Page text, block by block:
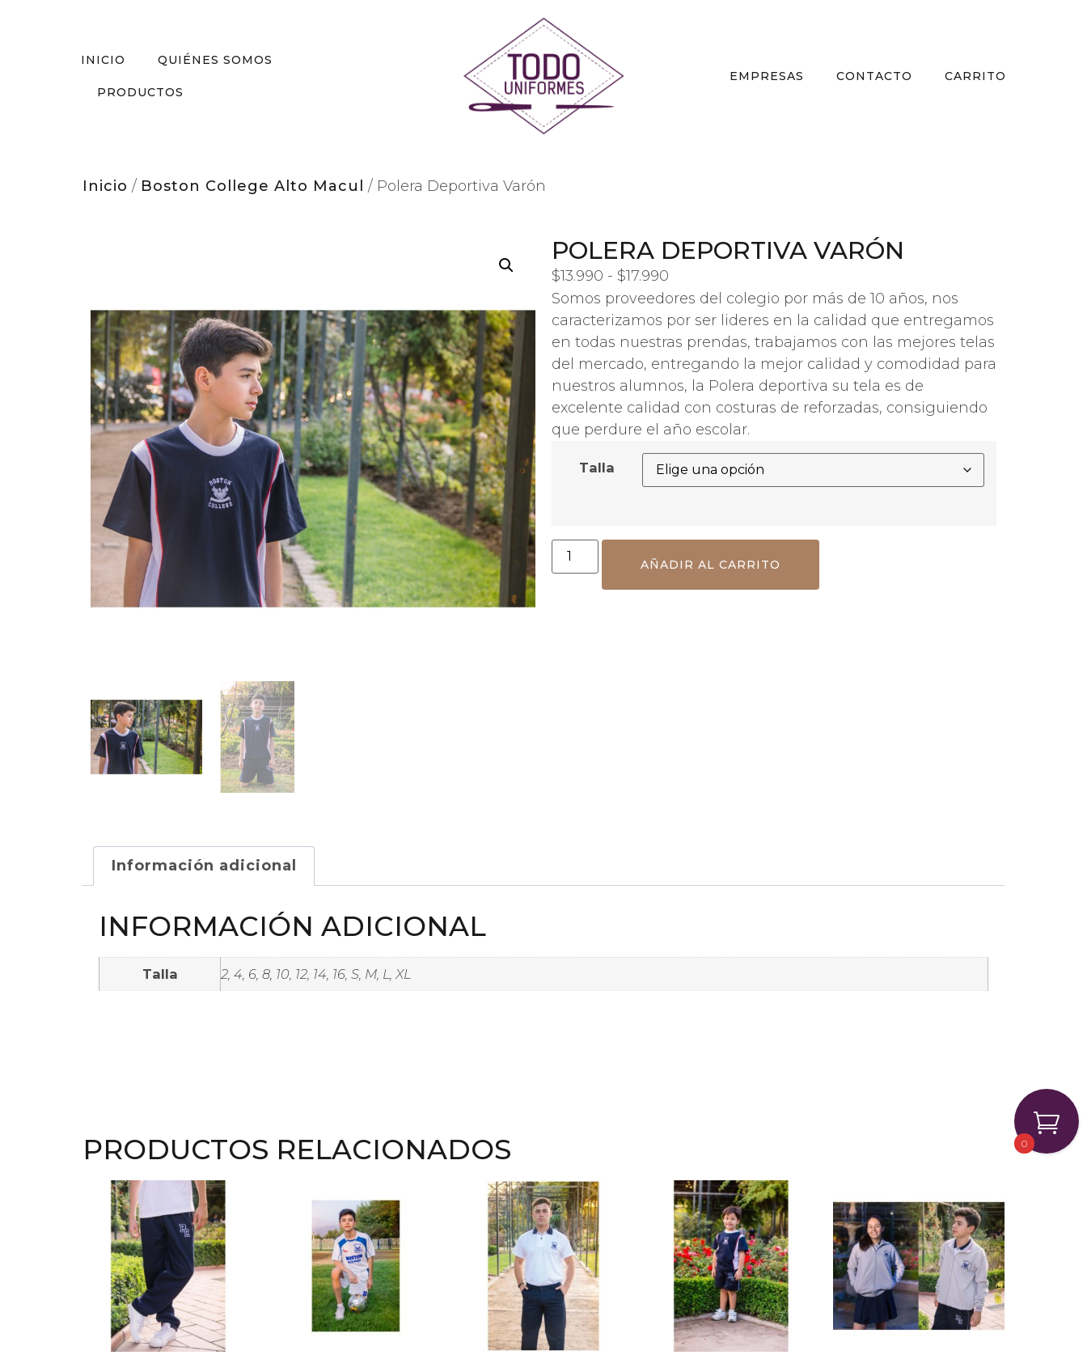
INICIO QUIÉNES SOMOS
PRODUCTOS
EMPRESAS CONTACTO CARRITO
Inicio / Boston College Alto Macul / Polera Deportiva Varón
POLERA DEPORTIVA VARÓN
$13.990 - $17.990
Somos proveedores del colegio por más de 10 años, nos
caracterizamos por ser lideres en la calidad que entregamos
en todas nuestras prendas, trabajamos con las mejores telas
del mercado, entregando la mejor calidad y comodidad para
nuestros alumnos, la Polera deportiva su tela es de
excelente calidad con costuras de reforzadas, consiguiendo
que perdure el año escolar.
Talla
AÑADIR AL CARRITO
Información adicional
INFORMACIÓN ADICIONAL
Talla 2, 4, 6, 8, 10, 12, 14, 16, S, M, L, XL
PRODUCTOS RELACIONADOS 0